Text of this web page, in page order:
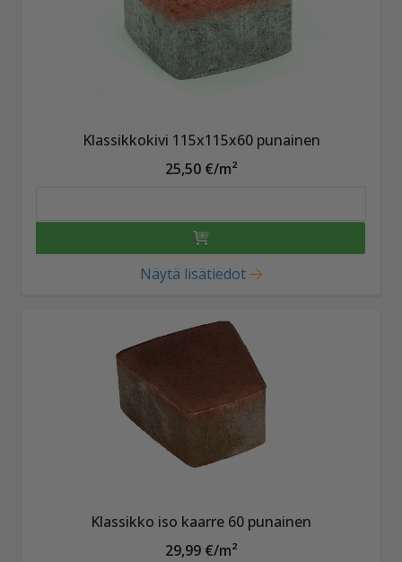
Klassikkokivi 115x115x60 punainen
25,50 €/m²
Näytä lisätiedot
Klassikko iso kaarre 60 punainen
29,99 €/m²